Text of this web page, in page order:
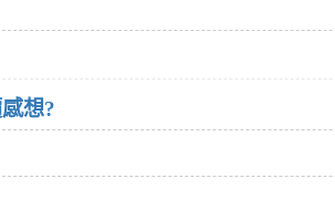
想?